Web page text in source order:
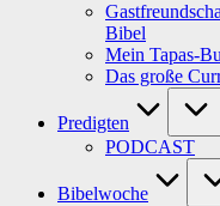
Bibel
Mein Tapas-
Das große
Predigten
PODCAST
Bibelwoche